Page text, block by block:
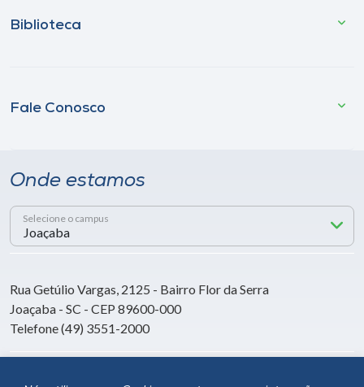
Biblioteca
Fale Conosco
Onde estamos
Selecione o campus
Rua Getúlio Vargas, 2125 - Bairro Flor da Serra
Joaçaba - SC - CEP 89600-000
Telefone (49) 3551-2000
Siga a Unoesc